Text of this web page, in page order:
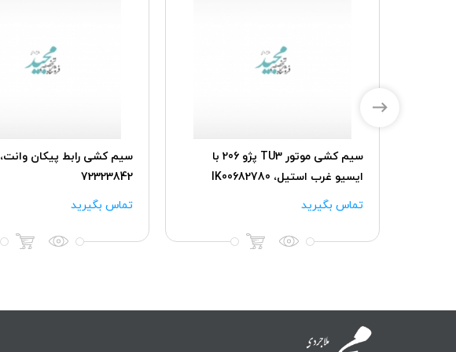
سیم کشی موتور TU3 پژو 206 با
ایسیو غرب استیل، IK00682780
تماس بگیرید
سیم کشی رابط پیکان وانت،
72323842
تماس بگیرید